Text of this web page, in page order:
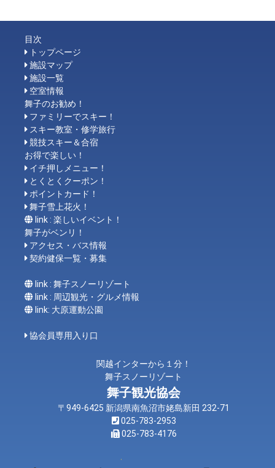
目次
トップページ
施設マップ
施設一覧
空室情報
舞子のお勧め！
ファミリーでスキー！
スキー教室・修学旅行
競技スキー＆合宿
お得で楽しい！
イチ押しメニュー！
とくとくクーポン！
ポイントカード！
舞子雪上花火！
link : 楽しいイベント！
舞子がベンリ！
アクセス・バス情報
契約健保一覧・募集
link : 舞子スノーリゾート
link : 周辺観光・グルメ情報
link: 大原運動公園
協会員専用入り口
関越インターから１分！
舞子スノーリゾート
舞子観光協会
〒949-6425 新潟県南魚沼市姥島新田 232-71
025-783-2953
025-783-4176